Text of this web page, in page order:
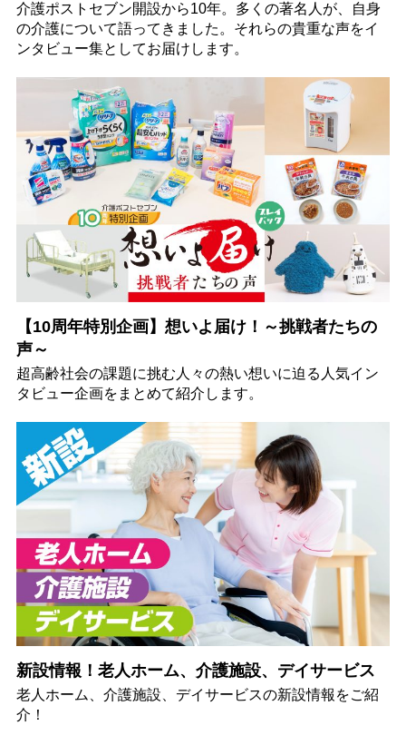
介護ポストセブン開設から10年。多くの著名人が、自身
の介護について語ってきました。それらの貴重な声をイ
ンタビュー集としてお届けします。
【10周年特別企画】想いよ届け！～挑戦者たちの
声～
超高齢社会の課題に挑む人々の熱い想いに迫る人気イン
タビュー企画をまとめて紹介します。
新設情報！老人ホーム、介護施設、デイサービス
老人ホーム、介護施設、デイサービスの新設情報をご紹
介！